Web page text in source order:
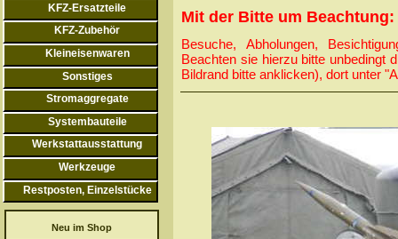
KFZ-Ersatzteile
KFZ-Zubehör
Kleineisenwaren
Sonstiges
Stromaggregate
Systembauteile
Werkstattausstattung
Werkzeuge
Restposten, Einzelstücke
Neu im Shop
Mit der Bitte um Beachtung:
Besuche, Abholungen,
Beachten sie hierzu bitte unbedingt
Bildrand bitte anklicken), dort unter